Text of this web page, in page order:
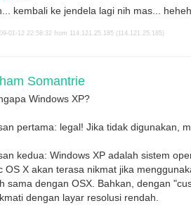
kembali ke jendela lagi nih mas...
01-12 22:58:32 from 114.121.25.185 (114.121.25.185)
Somantrie
Windows XP?
pertama: legal! Jika tidak digunakan,
kedua: Windows XP adalah sistem
OS X akan terasa nikmat jika
sama dengan OSX. Bahkan, dengan
dengan layar resolusi rendah.